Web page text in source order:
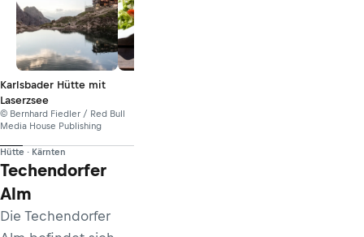
Karlsbader Hütte mit
Laserzsee
© Bernhard Fiedler / Red Bull
Media House Publishing
Hütte · Kärnten
Techendorfer
Alm
Die Techendorfer